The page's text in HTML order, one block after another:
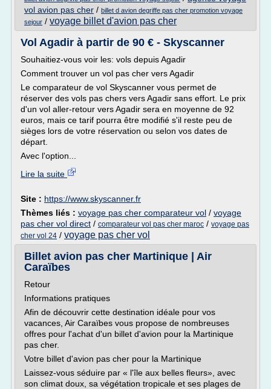
vol avion pas cher / billet d avion degriffe pas cher promotion voyage
sejour / voyage billet d'avion pas cher
Vol Agadir à partir de 90 € - Skyscanner
Souhaitiez-vous voir les: vols depuis Agadir
Comment trouver un vol pas cher vers Agadir
Le comparateur de vol Skyscanner vous permet de
réserver des vols pas chers vers Agadir sans effort. Le prix
d'un vol aller-retour vers Agadir sera en moyenne de 92
euros, mais ce tarif pourra être modifié s'il reste peu de
sièges lors de votre réservation ou selon vos dates de
départ.
Avec l'option...
Lire la suite
Site : https://www.skyscanner.fr
Thèmes liés : voyage pas cher comparateur vol / voyage
pas cher vol direct / comparateur vol pas cher maroc / voyage pas
cher vol 24 / voyage pas cher vol
Billet avion pas cher Martinique | Air
Caraïbes
Retour
Informations pratiques
Afin de découvrir cette destination idéale pour vos
vacances, Air Caraïbes vous propose de nombreuses
offres pour l'achat d'un billet d'avion pour la Martinique
pas cher.
Votre billet d'avion pas cher pour la Martinique
Laissez-vous séduire par « l'île aux belles fleurs», avec
son climat doux, sa végétation tropicale et ses plages de